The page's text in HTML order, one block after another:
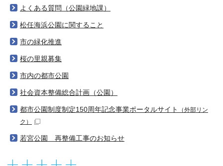
よくある質問（公園緑地課）
松任海浜公園に関すること
市の緑化推進
桜の里親募集
市内の都市公園
社会資本整備総合計画（公園）
都市公園制度制定150周年記念事業ポータルサイト
（外部リン
ク）
若宮公園 再整備工事のお知らせ